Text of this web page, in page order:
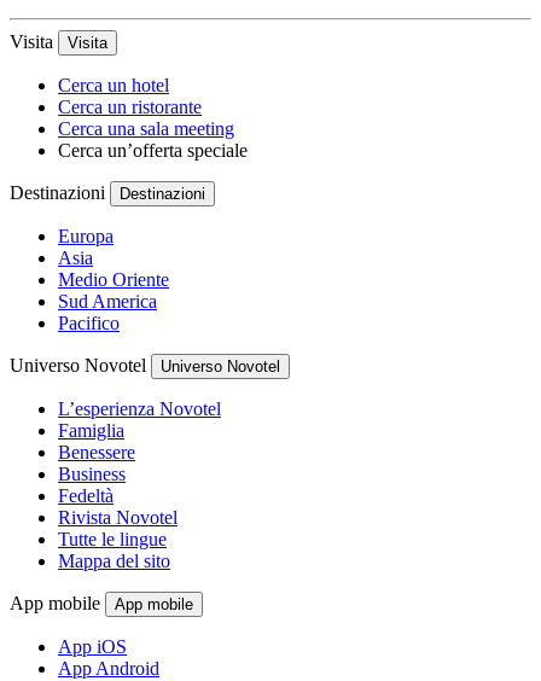
Visita Visita
Cerca un hotel
Cerca un ristorante
Cerca una sala meeting
Cerca un’offerta speciale
Destinazioni Destinazioni
Europa
Asia
Medio Oriente
Sud America
Pacifico
Universo Novotel Universo Novotel
L’esperienza Novotel
Famiglia
Benessere
Business
Fedeltà
Rivista Novotel
Tutte le lingue
Mappa del sito
App mobile App mobile
App iOS
App Android